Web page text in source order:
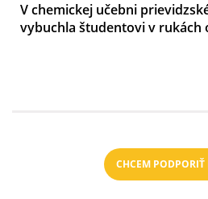
V chemickej učebni
vybuchla študentovi v rukách
CHCEM PODPORIŤ